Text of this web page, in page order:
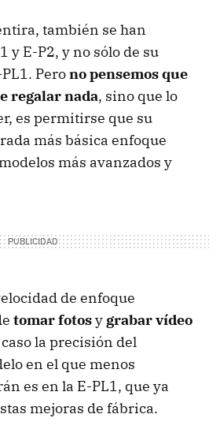
también se han
y E-P2, y no sólo de su
Perono pensemos que
regalar nada, sino que lo
es permitirse que su
más básica enfoque
más avanzados y
de enfoque
tomar fotosy grabar vídeo
la precisión del
en el que menos
es en la E-PL1, que ya
mejoras de fábrica.